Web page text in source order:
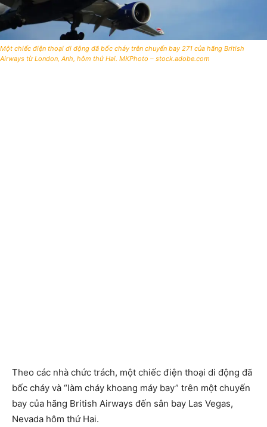
Một chiếc điện thoại di động đã bốc cháy trên chuyến bay 271 của hãng British
Airways từ London, Anh, hôm thứ Hai. MKPhoto – stock.adobe.com
Theo các nhà chức trách, một chiếc điện thoại di động đã
bốc cháy và “làm cháy khoang máy bay” trên một chuyến
bay của hãng British Airways đến sân bay Las Vegas,
Nevada hôm thứ Hai.